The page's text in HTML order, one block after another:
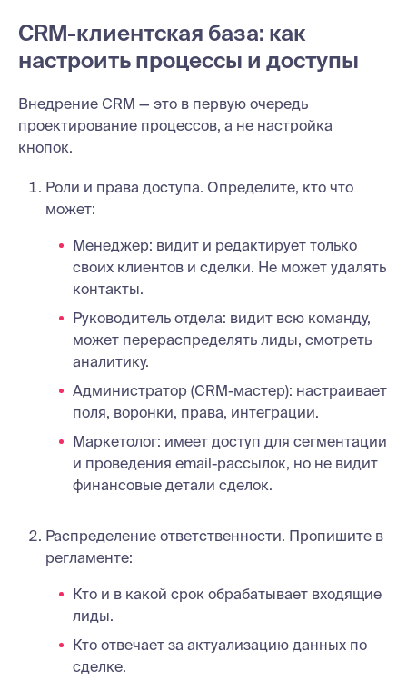
CRM-клиентская база: как
настроить процессы и доступы
Внедрение CRM — это в первую очередь
проектирование процессов, а не настройка
кнопок.
Роли и права доступа. Определите, кто что
может:
Менеджер: видит и редактирует только
своих клиентов и сделки. Не может удалять
контакты.
Руководитель отдела: видит всю команду,
может перераспределять лиды, смотреть
аналитику.
Администратор (CRM-мастер): настраивает
поля, воронки, права, интеграции.
Маркетолог: имеет доступ для сегментации
и проведения email-рассылок, но не видит
финансовые детали сделок.
Распределение ответственности. Пропишите в
регламенте:
Кто и в какой срок обрабатывает входящие
лиды.
Кто отвечает за актуализацию данных по
сделке.